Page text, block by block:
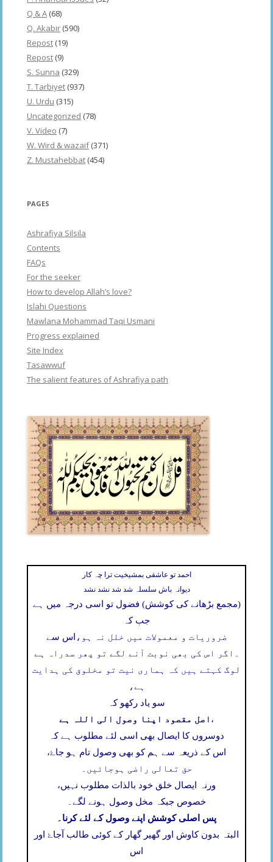
Q & A (68)
Q. Akabir (590)
Repost (19)
Repost (9)
S. Sunna (329)
T. Tarbiyet (937)
U. Urdu (315)
Uncategorized (78)
V. Video (7)
W. Wird & wazaif(371)
Z. Mustahebbat (454)
PAGES
Ashrafiya Silsila
Contents
FAQs
For the seeker
How to develop Allah’s love?
Islahi Questions
Mawlana Mohammad Taqi Usmani
Progress explained
Site Index
Tasawwuf
The salient features of Ashrafiya path
احمد تو عاشقی بمشیخیت ترا چہ کار
دیوانہ باش سلسلہ شد شد نشد نشد
(مجمع بڑھانے کی کوشش) فضول تو اسی درجہ میں ہے
جب کہ
اس سے ضروریات و معمولات میں خلل نہ ہو،
اگر اس کی بھی نوبت آنے لگے تو پھر سدراہ ہے
لوگ کہتے ہیں کہ ہماری نیت تو مخلوق کی ہدایت
ہے،
سو یاد رکھو کہ
اصل مقصود اپنا وصول الی اللہ ہے ،
دوسروں کا ایصال بھی اسی لئے مطلوب ہے کہ
اس کے ذریعہ سے ہم کو بھی وصول تام ہو جاۓ،
حق تعالی راضی ہوجائیں۔
ورنہ ایصال خلق خود بالذات مطلوب نہیں،
خصوص جبکہ مخل وصول ہونے لگے۔
پس اصلی کوشش اپنے وصول کے لئے کرنا۔
البتہ بدون کاوش اور گھیر گھار کے کوئی طالب آجاۓ اور
اس